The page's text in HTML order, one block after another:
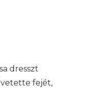
dresszt
fejét,